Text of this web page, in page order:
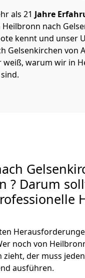
als 21 Jahre
nach
kennt und unser
Gelsenkirchen von
weiß, warum wir in
? Darum
noch von
zieht, der muss
ausführen.